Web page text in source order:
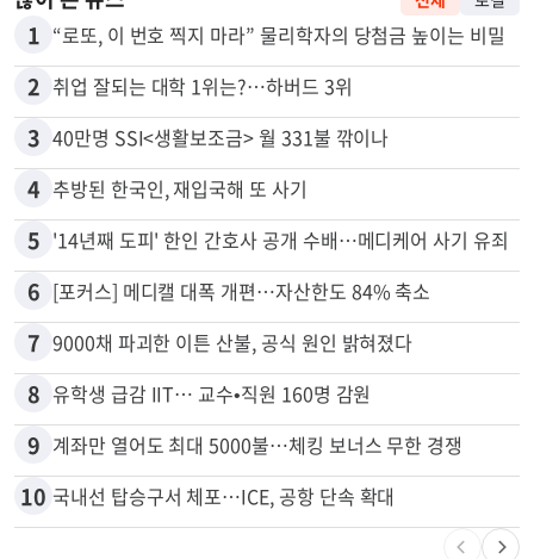
1 “로또, 이 번호 찍지 마라” 물리학자의 당첨금 높이는 비밀
2 취업 잘되는 대학 1위는?…하버드 3위
3 40만명 SSI<생활보조금> 월 331불 깎이나
4 추방된 한국인, 재입국해 또 사기
5 '14년째 도피' 한인 간호사 공개 수배…메디케어 사기 유죄
6 [포커스] 메디캘 대폭 개편…자산한도 84% 축소
7 9000채 파괴한 이튼 산불, 공식 원인 밝혀졌다
8 유학생 급감 IIT… 교수•직원 160명 감원
9 계좌만 열어도 최대 5000불…체킹 보너스 무한 경쟁
10 국내선 탑승구서 체포…ICE, 공항 단속 확대